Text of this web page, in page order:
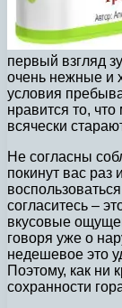
первый взгляд
очень нежные и
условия
нравится то,
всячески
Не согласны
покинут вас раз
согласитесь –
вкусовые
говоря уже о
недешевое это
Поэтому, как ни
сохранности